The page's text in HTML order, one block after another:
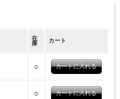
在
庫
カート
○
○